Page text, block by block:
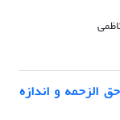
الزحمه و اندازه